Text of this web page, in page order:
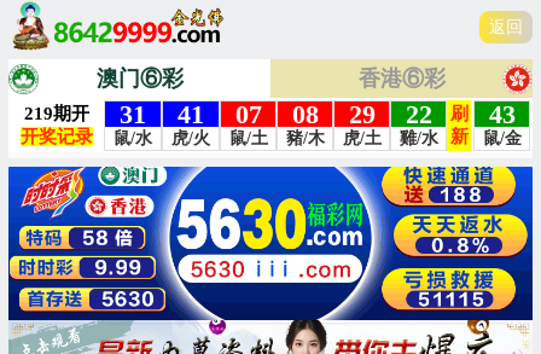
返回
澳门⑥彩 香港⑥彩